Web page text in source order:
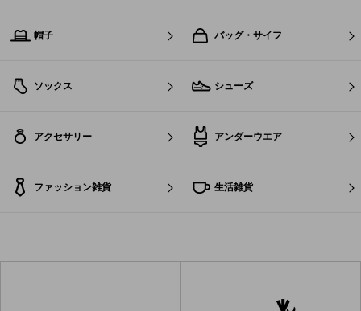
帽子 バッグ・サイフ
ソックス シューズ
アクセサリー アンダーウエア
ファッション雑貨 生活雑貨